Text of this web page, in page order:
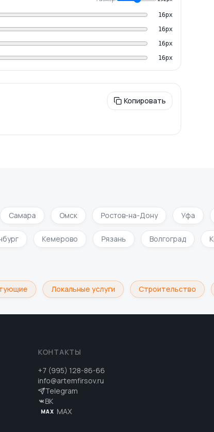
16px
16px
16px
16px
Копировать
Самара Омск Ростов-на-Дону Уфа
Кемерово Рязань Волгоград
Локальные услуги Строительство
КОНТАКТЫ
+7 (995) 128-86-66
info@artemfirsov.ru
Telegram
ВК
MAX MAX